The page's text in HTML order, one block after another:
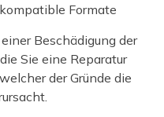
Formate
Beschädigung der
Sie eine Reparatur
der Gründe die